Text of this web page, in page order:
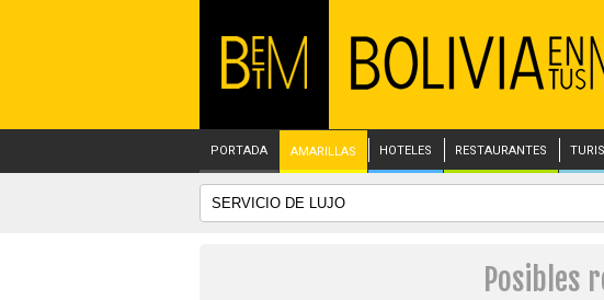
PORTADA AMARILLAS HOTELES RESTAURANTES
Posibles